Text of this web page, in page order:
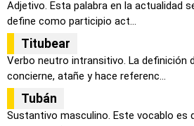
Adjetivo. Esta palabra en la actualidad
define como participio act...
Titubear
Verbo neutro intransitivo. La definición
concierne, atañe y hace referenc...
Tubán
Sustantivo masculino. Este vocablo es